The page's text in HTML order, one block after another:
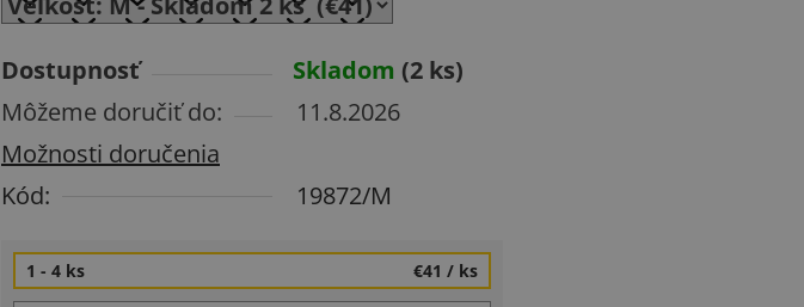
hviezdičiek.
Dostupnosť Skladom (2 ks)
Môžeme doručiť do:
11.8.2026
Možnosti doručenia
Kód:
19872/M
1 - 4 ks €41 / ks